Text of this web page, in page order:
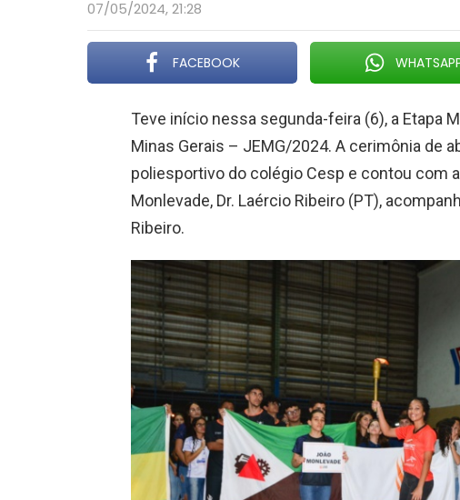
07/05/2024, 21:28
FACEBOOK
Teve início nessa segunda-feira (6), a Etapa
Minas Gerais – JEMG/2024. A cerimônia de
poliesportivo do colégio Cesp e contou com
Monlevade, Dr. Laércio Ribeiro (PT),
Ribeiro.